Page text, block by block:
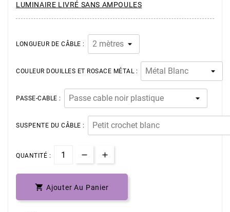
LUMINAIRE LIVRÉ SANS AMPOULES
LONGUEUR DE CÂBLE :
COULEUR DOUILLES ET ROSACE MÉTAL :
PASSE-CABLE :
SUSPENTE DU CÂBLE :
QUANTITÉ :
 Ajouter Au Panier